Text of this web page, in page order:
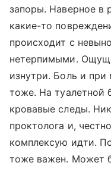
запоры. Наверное в
какие-то
происходит с
нетерпимыми.
изнутри. Боль и
тоже. На туалетной
кровавые следы.
проктолога и,
комплексую идти.
тоже важен. Может